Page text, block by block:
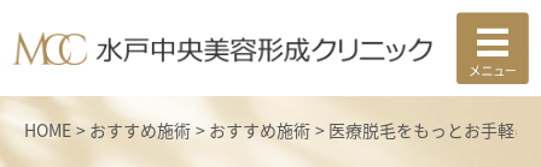
HOME おすすめ施術 おすすめ施術 医療脱毛をもっとお手軽に